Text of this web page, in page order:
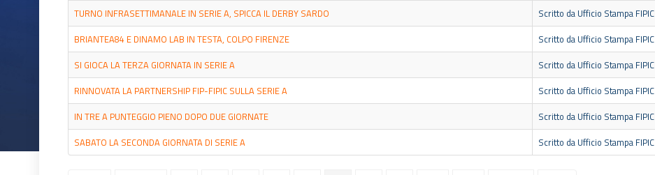
TURNO INFRASETTIMANALE IN SERIE A, SPICCA IL DERBY SARDO Scritto da Ufficio Stampa FIPIC
BRIANTEA84 E DINAMO LAB IN TESTA, COLPO FIRENZE Scritto da Ufficio Stampa FIPIC
SI GIOCA LA TERZA GIORNATA IN SERIE A Scritto da Ufficio Stampa FIPIC
RINNOVATA LA PARTNERSHIP FIP-FIPIC SULLA SERIE A Scritto da Ufficio Stampa FIPIC
IN TRE A PUNTEGGIO PIENO DOPO DUE GIORNATE Scritto da Ufficio Stampa FIPIC
SABATO LA SECONDA GIORNATA DI SERIE A Scritto da Ufficio Stampa FIPIC